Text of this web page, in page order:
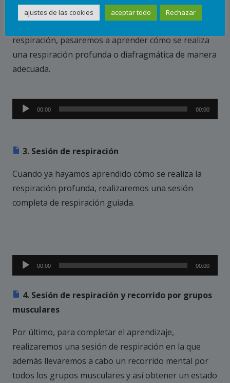
2. Práctica de la respiración
respiración, pasaremos a aprender cómo se realiza
una respiración profunda o diafragmática de manera
adecuada.
Reproductor
de
00:00 00:00
3. Sesión de respiración
Cuando ya hayamos aprendido cómo se realiza la
respiración profunda, realizaremos una sesión
completa de respiración guiada.
Reproductor
de
audio
00:00 00:00
4. Sesión de respiración y recorrido por grupos
musculares
Por último, para completar el aprendizaje,
realizaremos una sesión de respiración en la que
además llevaremos a cabo un recorrido mental por
todos los grupos musculares y así obtener un estado
ajustes de las cookies aceptar todo Rechazar